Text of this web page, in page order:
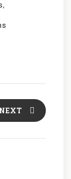
,
NEXT